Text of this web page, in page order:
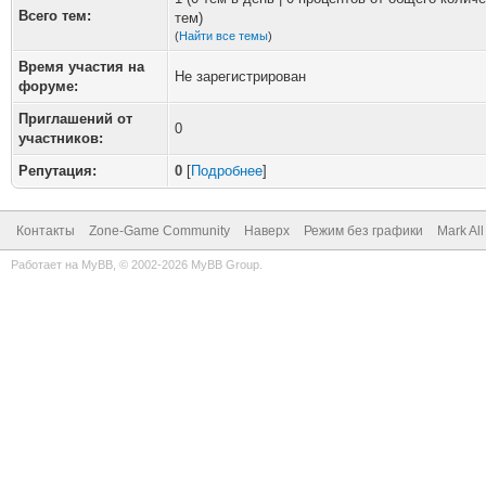
Всего тем:
тем)
(Найти все темы)
Время участия на
форуме:
Не зарегистрирован
Приглашений от
участников:
0
Репутация: 0 [Подробнее]
Контакты Zone-Game Community Наверх Режим без графики Mark
Работает на MyBB , © 2002-2026 MyBB Group